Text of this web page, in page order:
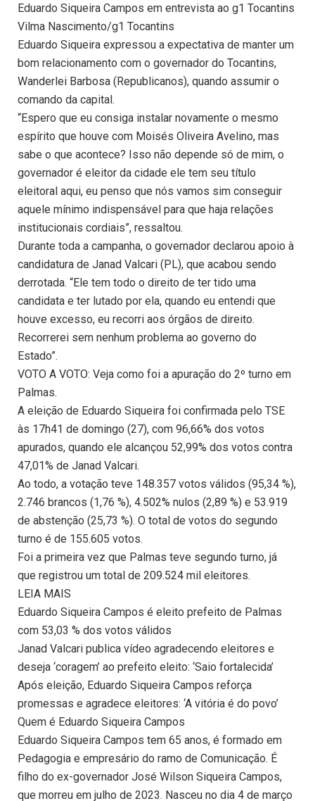
Eduardo Siqueira Campos em entrevista ao g1 Tocantins
Vilma Nascimento/g1 Tocantins
Eduardo Siqueira expressou a expectativa de manter um
bom relacionamento com o governador do Tocantins,
Wanderlei Barbosa (Republicanos), quando assumir o
comando da capital.
“Espero que eu consiga instalar novamente o mesmo
espírito que houve com Moisés Oliveira Avelino, mas
sabe o que acontece? Isso não depende só de mim, o
governador é eleitor da cidade ele tem seu título
eleitoral aqui, eu penso que nós vamos sim conseguir
aquele mínimo indispensável para que haja relações
institucionais cordiais”, ressaltou.
Durante toda a campanha, o governador declarou apoio à
candidatura de Janad Valcari (PL), que acabou sendo
derrotada. “Ele tem todo o direito de ter tido uma
candidata e ter lutado por ela, quando eu entendi que
houve excesso, eu recorri aos órgãos de direito.
Recorrerei sem nenhum problema ao governo do
Estado”.
VOTO A VOTO: Veja como foi a apuração do 2º turno em
Palmas.
A eleição de Eduardo Siqueira foi confirmada pelo TSE
às 17h41 de domingo (27), com 96,66% dos votos
apurados, quando ele alcançou 52,99% dos votos contra
47,01% de Janad Valcari.
Ao todo, a votação teve 148.357 votos válidos (95,34 %),
2.746 brancos (1,76 %), 4.502% nulos (2,89 %) e 53.919
de abstenção (25,73 %). O total de votos do segundo
turno é de 155.605 votos.
Foi a primeira vez que Palmas teve segundo turno, já
que registrou um total de 209.524 mil eleitores.
LEIA MAIS
Eduardo Siqueira Campos é eleito prefeito de Palmas
com 53,03 % dos votos válidos
Janad Valcari publica vídeo agradecendo eleitores e
deseja ‘coragem’ ao prefeito eleito: ‘Saio fortalecida’
Após eleição, Eduardo Siqueira Campos reforça
promessas e agradece eleitores: ‘A vitória é do povo’
Quem é Eduardo Siqueira Campos
Eduardo Siqueira Campos tem 65 anos, é formado em
Pedagogia e empresário do ramo de Comunicação. É
filho do ex-governador José Wilson Siqueira Campos,
que morreu em julho de 2023. Nasceu no dia 4 de março